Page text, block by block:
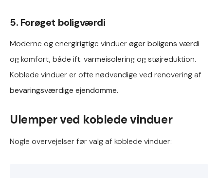
5. Forøget boligværdi
Moderne og energirigtige vinduerøger boligens værdi
og komfort, både ift. varmeisolering og støjreduktion.
Koblede vinduer er ofte nødvendige ved renovering af
bevaringsværdige ejendomme.
Ulemper ved koblede vinduer
Nogle overvejelser før valg af koblede vinduer: